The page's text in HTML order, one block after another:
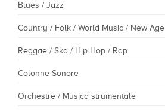
Blues / Jazz
Country / Folk / World Music / New Age
Reggae / Ska / Hip Hop / Rap
Colonne Sonore
Orchestre / Musica strumentale